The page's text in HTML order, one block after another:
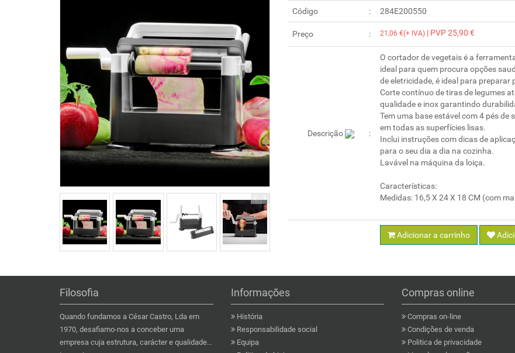
Código 284E200550
Preço 21,06 €(+ IVA) | PVP 25,90 €
Descrição
O cortador de vegetais é a
ideal para quem procura opções
de eletricidade, é ideal para
Corte contínuo de tiras de legumes
qualidade e inox garantindo
Tem uma base estável com 4 pés
em todas as superfícies lisas.
Inclui instruções com dicas de
para o seu dia a dia na cozinha.
Lavável na máquina da loiça.
Características:
Medidas: 16,5 X 24 X 18 CM (com
Adicionar a carrinho
Filosofia
Quando fundamos a César Castro, Lda em
1970, desafiamo-nos a conceber uma
empresa cuja estrutura, carácter e qualidade...
Informações
História
Responsabilidade social
Equipa
Compras online
Compras on-line
Condições de venda
Politica de privacidade